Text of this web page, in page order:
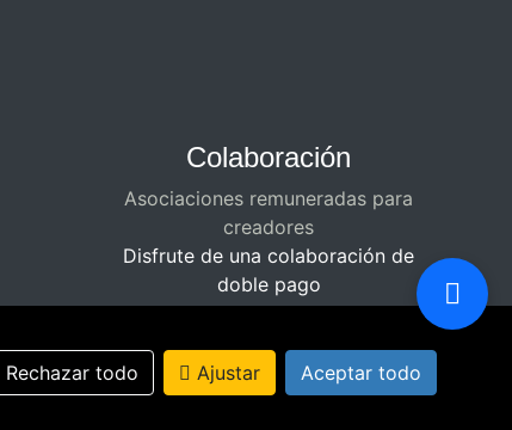
Colaboración
Asociaciones remuneradas para
creadores
Disfrute de una colaboración de
doble pago
Rechazar todo Ajustar Aceptar todo